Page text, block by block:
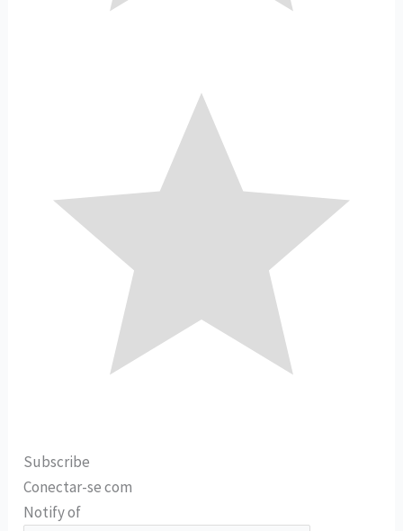
Subscribe
Conectar-se com
Notify of